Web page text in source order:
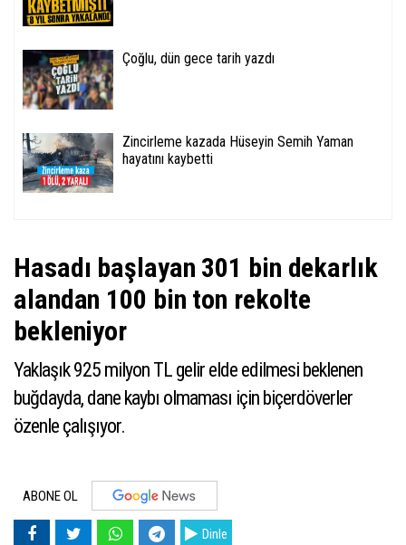
Çoğlu, dün gece tarih yazdı
Zincirleme kazada Hüseyin Semih Yaman
hayatını kaybetti
Hasadı başlayan 301 bin dekarlık
alandan 100 bin ton rekolte
bekleniyor
Yaklaşık 925 milyon TL gelir elde edilmesi beklenen
buğdayda, dane kaybı olmaması için biçerdöverler
özenle çalışıyor.
ABONE OL
Dinle